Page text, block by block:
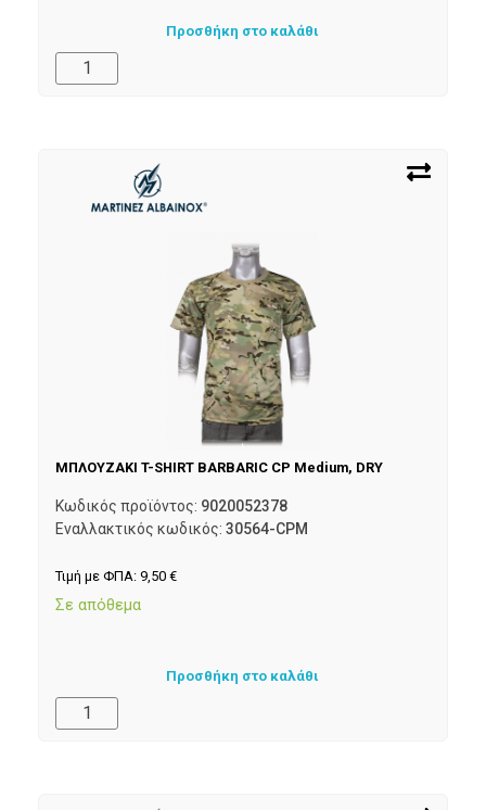
Προσθήκη στο καλάθι
ΜΠΛΟΥΖΑΚΙ T-SHIRT BARBARIC CP Medium, DRY
Κωδικός προϊόντος: 9020052378
Εναλλακτικός κωδικός: 30564-CPM
Τιμή με ΦΠΑ: 9,50 €
Σε απόθεμα
Προσθήκη στο καλάθι